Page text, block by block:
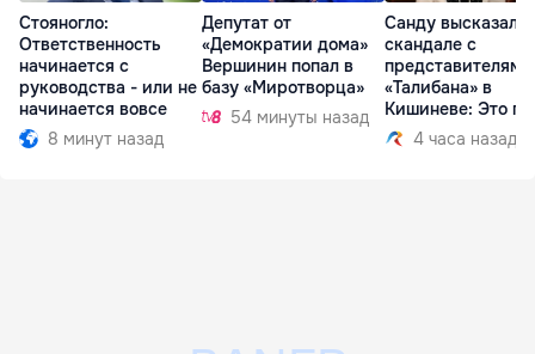
Стояногло:
Ответственность
начинается с
руководства - или не
начинается вовсе
8 минут назад
Депутат от
«Демократии дома»
Вершинин попал в
базу «Миротворца»
54 минуты назад
Санду
скандале с
представителями
«Талибана» в
Кишиневе: Это
4 часа назад